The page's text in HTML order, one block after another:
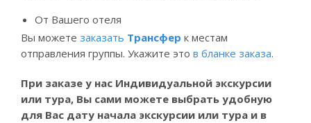
От Вашего отеля
Вы можете заказать Трансфер к местам
отправления группы. Укажите это в бланке заказа.
При заказе у нас Индивидуальной экскурсии
или тура, Вы сами можете выбрать удобную
для Вас дату начала экскурсии или тура и в